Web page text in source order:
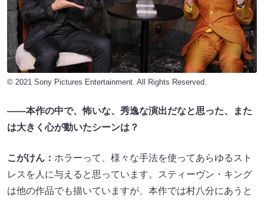
© 2021 Sony Pictures Entertainment. All Rights Reserved.
――本作の中で、怖いな、秀逸な演出だなと思った、また
は大きく心が動いたシーンは？
こがけん： ホラーって、様々な手法を使ってあらゆるスト
レスを人に与えると思っています。スティーヴン・キング
は他の作品でも描いていますが、本作では村八分にあうと